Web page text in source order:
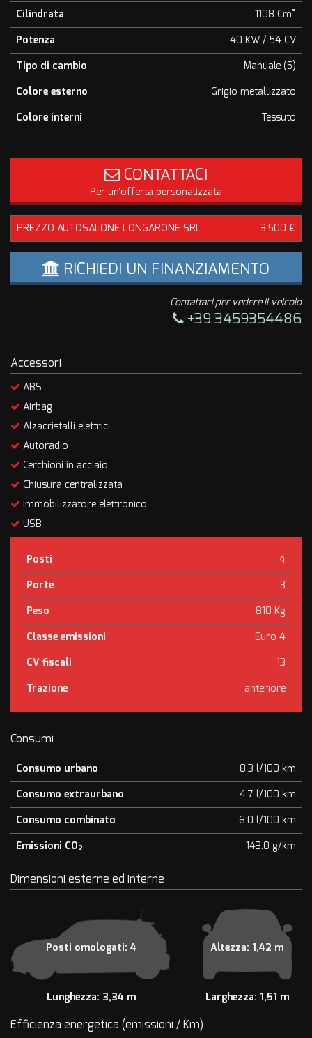
Cilindrata
1108 Cm³
Potenza
40 KW / 54 CV
Tipo di cambio
Manuale (5)
Colore esterno
Grigio metallizzato
Colore interni
Tessuto
CONTATTACI
Per un'offerta personalizzata
PREZZO AUTOSALONE LONGARONE SRL 3.500 €
RICHIEDI UN FINANZIAMENTO
Contattaci per vedere il veicolo
+39 3459354486
Accessori
ABS
Airbag
Alzacristalli elettrici
Autoradio
Cerchioni in acciaio
Chiusura centralizzata
Immobilizzatore elettronico
USB
Posti
4
Porte
3
Peso
810 Kg
Classe emissioni
Euro 4
CV fiscali
13
Trazione
anteriore
Consumi
Consumo urbano
8.3 l/100 km
Consumo extraurbano
4.7 l/100 km
Consumo combinato
6.0 l/100 km
Emissioni CO2 143.0 g/km
Dimensioni esterne ed interne
Posti omologati: 4
Lunghezza: 3,34 m
Altezza: 1,42 m
Larghezza: 1,51 m
Efficienza energetica (emissioni / Km)